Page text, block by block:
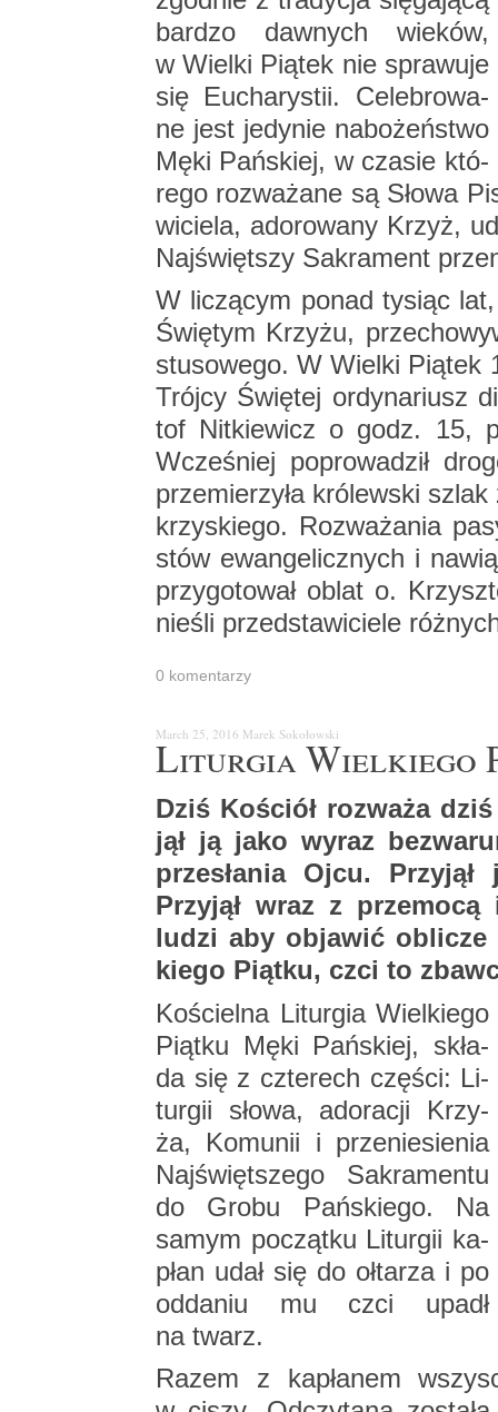
bar­dzo daw­nych wie­ków,
w Wiel­ki Pią­tek nie spra­wu­je
się Eu­cha­ry­stii. Ce­le­bro­wa­
ne jest je­dy­nie na­bo­żeń­stwo
Męki Pań­skiej, w cza­sie któ­
re­go roz­wa­ża­ne są Słowa
wi­cie­la, ad­o­ro­wa­ny Krzyż,
Naj­święt­szy Sa­kra­ment
W li­czą­cym ponad ty­siąc
Świę­tym Krzy­żu,
stu­so­we­go. W Wiel­ki Pią­tek
Trój­cy Świę­tej or­dy­na­riusz
tof Nit­kie­wicz o godz. 15,
Wcze­śniej po­pro­wa­dził
prze­mie­rzy­ła kró­lew­ski
krzy­skie­go. Roz­wa­ża­nia
stów ewan­ge­licz­nych i
przy­go­to­wał oblat o.
nie­śli przed­sta­wi­cie­le
0 ko­men­ta­rzy
March 25, 2016 Marek So­ko­łow­ski
Li­tur­gia Wiel­kie­go
Dziś Ko­ściół roz­wa­ża
jął ją jako wyraz
prze­sła­nia Ojcu.
Przy­jął wraz z
ludzi aby ob­ja­wić
kie­go Piąt­ku, czci to
Ko­ściel­na Li­tur­gia Wiel­kie­go
Piąt­ku Męki Pań­skiej, skła­
da się z czte­rech czę­ści: Li­
tur­gii słowa, ad­o­ra­cji Krzy­
ża, Ko­mu­nii i prze­nie­sie­nia
Naj­święt­sze­go Sa­kra­men­tu
do Grobu Pań­skie­go. Na
samym po­cząt­ku Li­tur­gii ka­
płan udał się do oł­ta­rza i po
od­da­niu mu czci upadł
na twarz.
Razem z ka­pła­nem